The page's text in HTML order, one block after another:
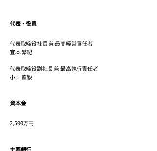
代表・役員
代表取締役社長 兼 最高経営責任者
宜本 繁紀
代表取締役副社長 兼 最高執行責任者
小山 直毅
資本金
2,500万円